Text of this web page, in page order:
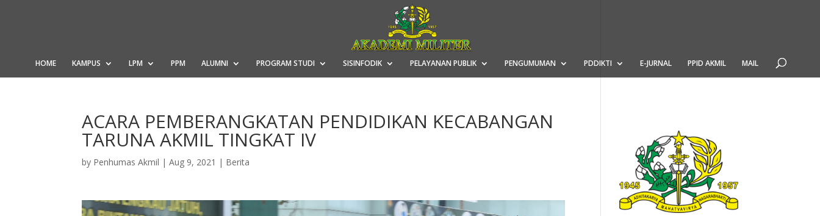
HOME KAMPUS LPM PPM ALUMNI PROGRAM STUDI SISINFODIK PELAYANAN PUBLIK PENGUMUMAN PDDIKTI E-JURNAL PPID AKMIL MAIL
ACARA PEMBERANGKATAN PENDIDIKAN KECABANGAN
TARUNA AKMIL TINGKAT IV
by Penhumas Akmil |Aug 9, 2021 | Berita